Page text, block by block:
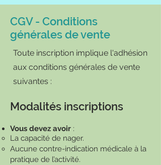
CGV - Conditions
générales de vente
Toute inscription implique l'adhésion
aux conditions générales de vente
suivantes :
Modalités inscriptions
Vous devez avoir :​
La capacité de nager.
Aucune contre-indication médicale à la
pratique de l’activité.